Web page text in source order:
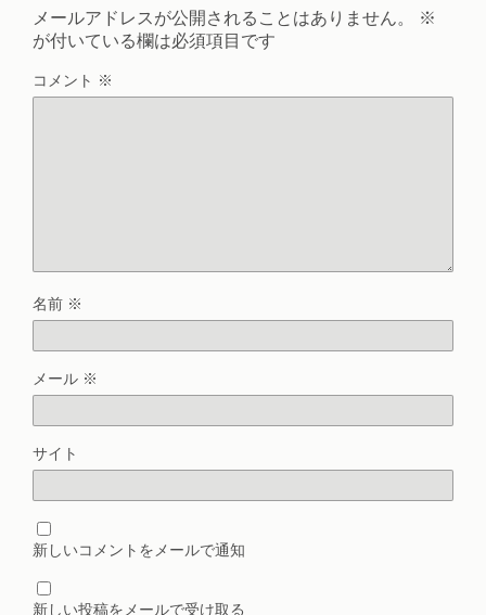
メールアドレスが公開されることはありません。
※
が付いている欄は必須項目です
コメント ※
名前 ※
メール ※
サイト
新しいコメントをメールで通知
新しい投稿をメールで受け取る